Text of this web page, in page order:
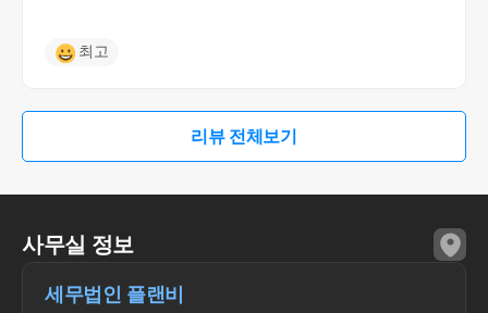
최고
리뷰 전체보기
사무실 정보
세무법인 플랜비